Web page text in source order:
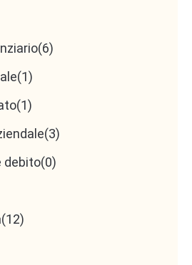
(6)
(1)
(1)
(3)
debito(0)
(12)